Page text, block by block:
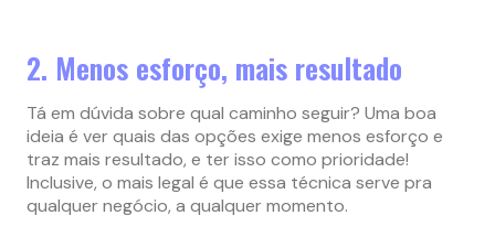
2. Menos esforço, mais resultado
Tá em dúvida sobre qual caminho seguir? Uma boa
ideia é ver quais das opções exige menos esforço e
traz mais resultado, e ter isso como prioridade!
Inclusive, o mais legal é que essa técnica serve pra
qualquer negócio, a qualquer momento.